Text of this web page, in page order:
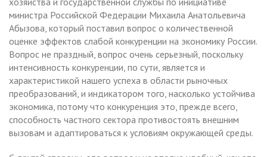
министра Российской Федерации Михаила Анатольевича
Абызова, который поставил вопрос о количественной
оценке эффектов слабой конкуренции на экономику России.
Вопрос не праздный, вопрос очень серьезный, поскольку
интенсивность конкуренции, по сути, является и
характеристикой нашего успеха в области рыночных
преобразований, и индикатором того, насколько устойчива
экономика, потому что конкуренция это, прежде всего,
способность частного сектора противостоять внешним
вызовам и адаптироваться к условиям окружающей среды.